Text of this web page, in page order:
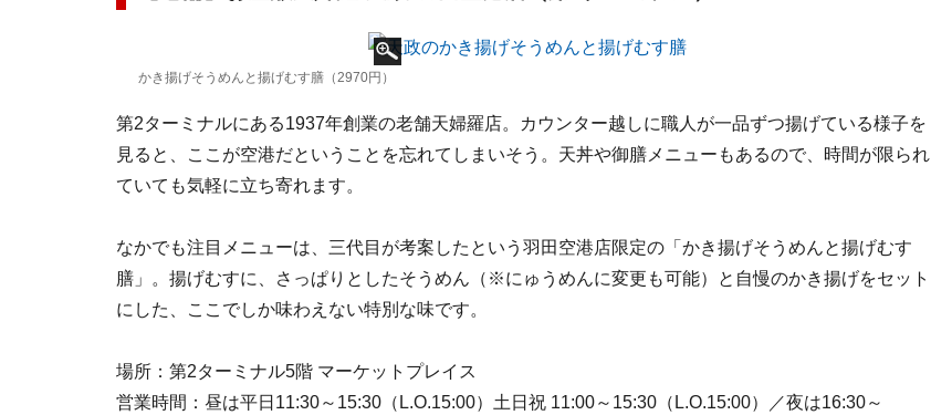
かき揚げそうめんと揚げむす膳（2970円）
第2ターミナルにある1937年創業の老舗天婦羅店。カウンター越しに職人が一品ずつ揚げている様子を
見ると、ここが空港だということを忘れてしまいそう。天丼や御膳メニューもあるので、時間が限られ
ていても気軽に立ち寄れます。
なかでも注目メニューは、三代目が考案したという羽田空港店限定の「かき揚げそうめんと揚げむす
膳」。揚げむすに、さっぱりとしたそうめん（※にゅうめんに変更も可能）と自慢のかき揚げをセット
にした、ここでしか味わえない特別な味です。
場所：第2ターミナル5階 マーケットプレイス
営業時間：昼は平日11:30～15:30（L.O.15:00）土日祝 11:00～15:30（L.O.15:00）／夜は16:30～